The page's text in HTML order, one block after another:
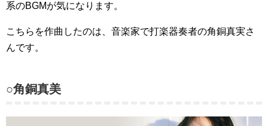
系のBGMが気になります。
こちらを作曲したのは、音楽家で打楽器奏者の角銅真実さ
んです。
○角銅真美